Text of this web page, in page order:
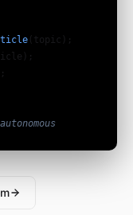
(topic);